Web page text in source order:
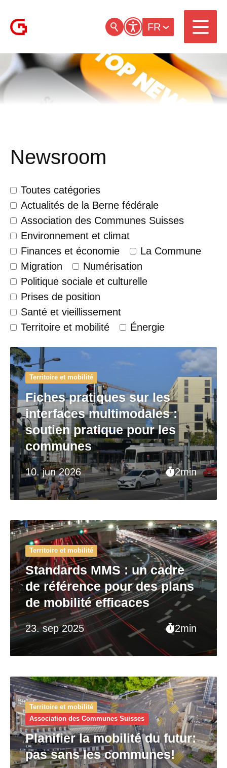
FR
Newsroom
Toutes catégories
Actualités de la Berne fédérale
Association des Communes Suisses
Environnement et climat
Finances et économie
La Commune
Migration
Numérisation
Politique sociale et culturelle
Prises de position
Santé et vieillissement
Territoire et mobilité
Énergie
10. jun 2026 2min
Territoire et mobilité
Fiches pratiques sur les
interfaces multimodales :
soutien pratique pour les
communes
23. sep 2025 2min
Territoire et mobilité
Standards MMS : un cadre
de référence pour des plans
de mobilité efficaces
Territoire et mobilité
Association des Communes Suisses
Planifier la mobilité du futur:
pas sans les communes!